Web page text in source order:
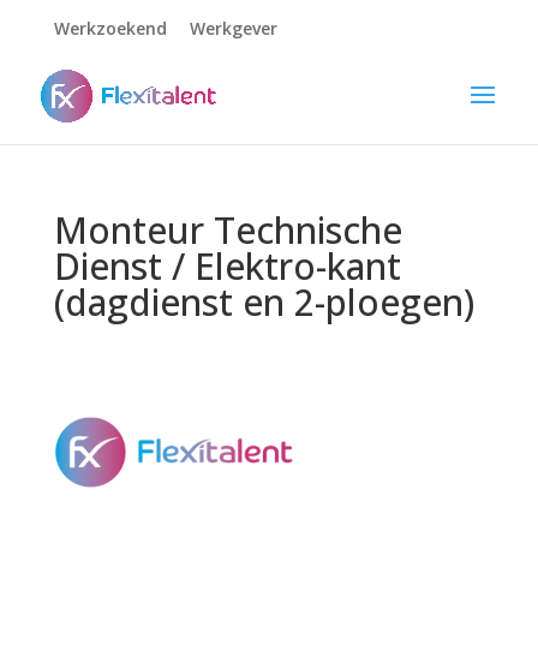
Werkzoekend Werkgever
Monteur Technische
Dienst / Elektro-kant
(dagdienst en 2-ploegen)